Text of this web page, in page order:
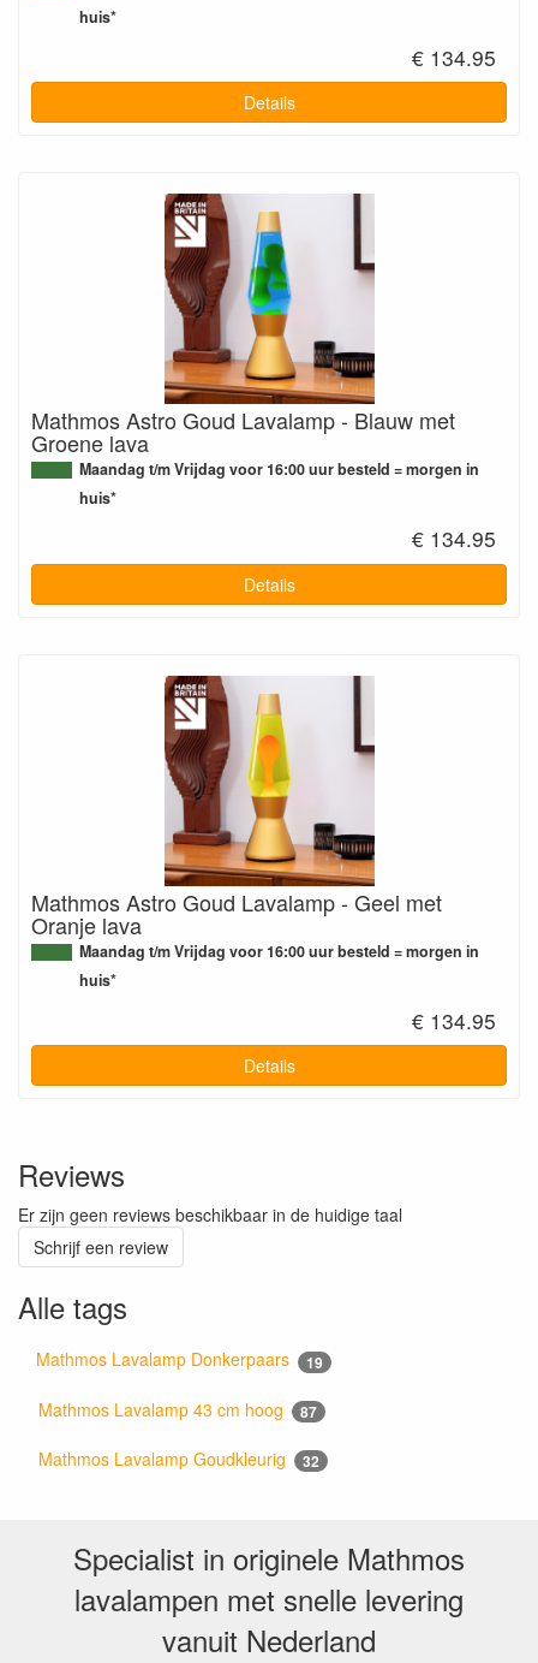
huis*
€ 134.95
Details
Mathmos Astro Goud Lavalamp - Blauw met
Groene lava
Maandag t/m Vrijdag voor 16:00 uur besteld = morgen in
huis*
€ 134.95
Details
Mathmos Astro Goud Lavalamp - Geel met
Oranje lava
Maandag t/m Vrijdag voor 16:00 uur besteld = morgen in
huis*
€ 134.95
Details
Reviews
Er zijn geen reviews beschikbaar in de huidige taal
Schrijf een review
Alle tags
Mathmos Lavalamp Donkerpaars 19
Mathmos Lavalamp 43 cm hoog 87
Mathmos Lavalamp Goudkleurig 32
Specialist in originele Mathmos
lavalampen met snelle levering
vanuit Nederland